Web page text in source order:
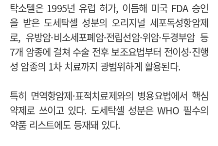
탁소텔은 1995년 유럽 허가, 이듬해 미국 FDA 승인
을 받은 도세탁셀 성분의 오리지널 세포독성항암제
로, 유방암·비소세포폐암·전립선암·위암·두경부암 등
7개 암종에 걸쳐 수술 전후 보조요법부터 전이성·진행
성 암종의 1차 치료까지 광범위하게 활용된다.
특히 면역항암제·표적치료제와의 병용요법에서 핵심
약제로 쓰이고 있다. 도세탁셀 성분은 WHO 필수의
약품 리스트에도 등재돼 있다.